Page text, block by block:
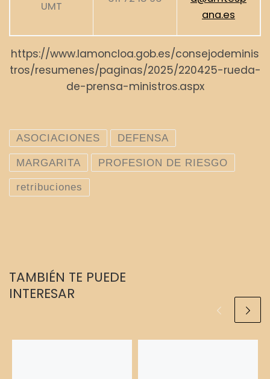
UMT
ana.es
https://www.lamoncloa.gob.es/consejodeminis
tros/resumenes/paginas/2025/220425-rueda-
de-prensa-ministros.aspx
ASOCIACIONES DEFENSA
MARGARITA PROFESION DE RIESGO
retribuciones
TAMBIÉN TE PUEDE
INTERESAR